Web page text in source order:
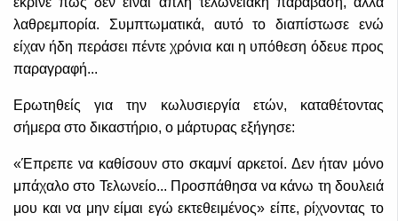
λαθρεμπορία. Συμπτωματικά, αυτό το διαπίστωσε ενώ
είχαν ήδη περάσει πέντε χρόνια και η υπόθεση όδευε προς
παραγραφή...
Ερωτηθείς για την κωλυσιεργία ετών, καταθέτοντας
σήμερα στο δικαστήριο, ο μάρτυρας εξήγησε:
«Έπρεπε να καθίσουν στο σκαμνί αρκετοί. Δεν ήταν μόνο
μπάχαλο στο Τελωνείο... Προσπάθησα να κάνω τη δουλειά
μου και να μην είμαι εγώ εκτεθειμένος» είπε, ρίχνοντας το